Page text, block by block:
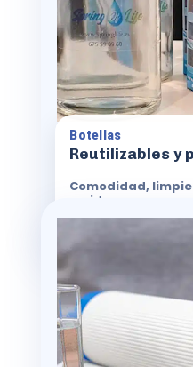
Botellas
Reutilizables y
Comodidad,
residuos.
Ver características
Disponemos de
y todo tipo de